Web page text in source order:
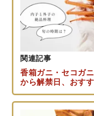
関連記事
香箱ガニ・セコガ
から解禁日、おす